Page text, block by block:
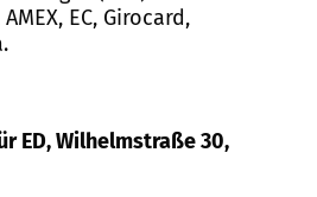
EC, Girocard,
ED, Wilhelmstraße 30,